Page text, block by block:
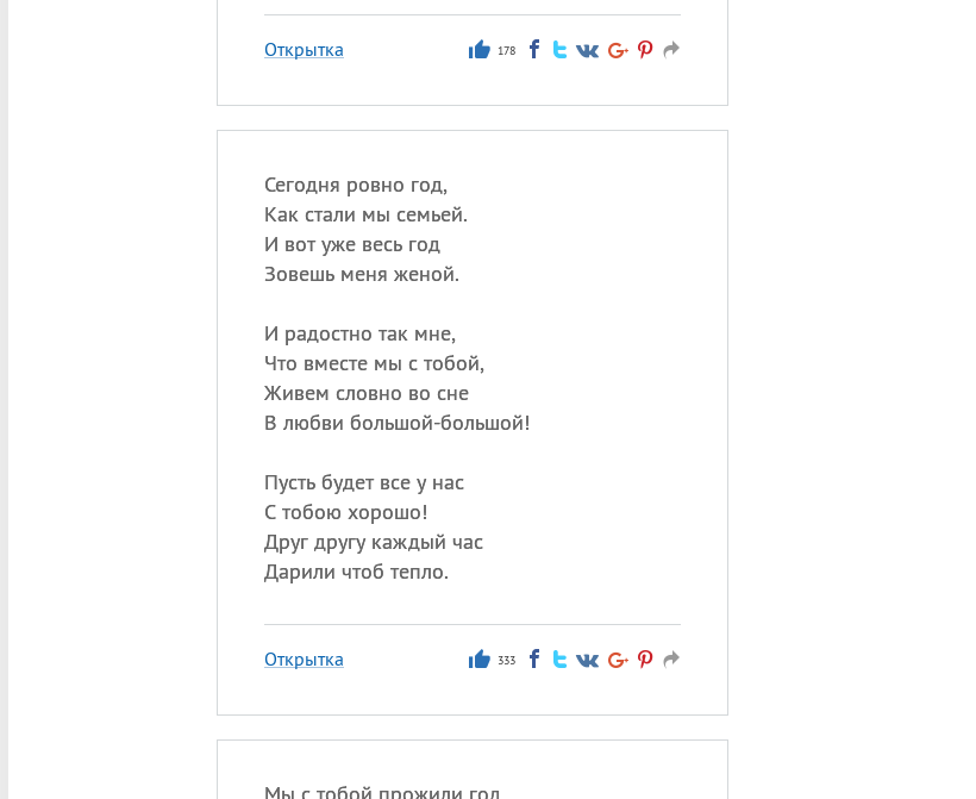
Открытка 178
Сегодня ровно год,
Как стали мы семьей.
И вот уже весь год
Зовешь меня женой.
И радостно так мне,
Что вместе мы с тобой,
Живем словно во сне
В любви большой-большой!
Пусть будет все у нас
С тобою хорошо!
Друг другу каждый час
Дарили чтоб тепло.
Открытка 333